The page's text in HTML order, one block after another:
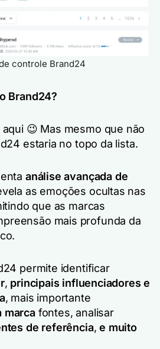
controle Brand24
Brand24?
😉 Mas mesmo que não
estaria no topo da lista.
análise avançada de
as emoções ocultas nas
que as marcas
mais profunda da
permite identificar
, principais influenciadores e
, mais importante
marcafontes, analisar
de referência,e muito